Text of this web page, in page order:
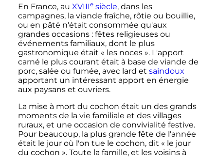
En France, au XVIIIesiècle, dans les
campagnes, la viande fraîche, rôtie ou bouillie,
ou en pâté n'était consommée qu'aux
grandes occasions : fêtes religieuses ou
événements familiaux, dont le plus
gastronomique était « les noces ». L'apport
carné le plus courant était à base de viande de
porc, salée ou fumée, avec lard et saindoux
apportant un intéressant apport en énergie
aux paysans et ouvriers.
La mise à mort du cochon était un des grands
moments de la vie familiale et des villages
ruraux, et une occasion de convivialité festive.
Pour beaucoup, la plus grande fête de l'année
était le jour où l'on tue le cochon, dit « le jour
du cochon ». Toute la famille, et les voisins à